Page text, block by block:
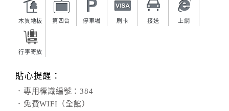
木質地板 第四台 停車場 刷卡 接送 上網
行李寄放
貼心提醒：
．專用標識編號：384
．免費WIFI（全館）